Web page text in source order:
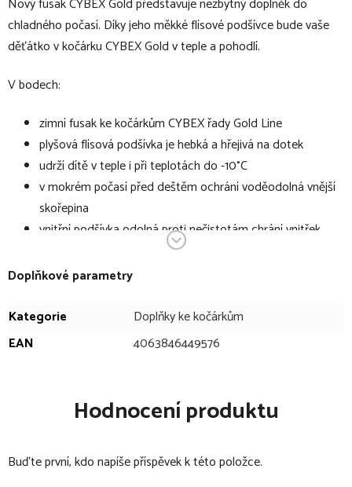
chladného počasí. Díky jeho měkké flísové podšívce bude vaše
děťátko v kočárku CYBEX Gold v teple a pohodlí.
V bodech:
zimní fusak ke kočárkům CYBEX řady Gold Line
plyšová flísová podšívka je hebká a hřejivá na dotek
udrží dítě v teple i při teplotách do -10°C
v mokrém počasí před deštěm ochrání voděodolná vnější
skořepina
vnitřní podšívka odolná proti nečistotám chrání vnitřek
fusaku při kontaktu se špinavými botami
díky univerzálním otvorům pásů je fusak kompatibilní se
ve spodní části fusaku je zip pro odvětrávání
srolováním přední část fusaku snadno otevřete jeho vrchní
otevřený
praktický čtyřsměrný zip umožňuje fusak otevřít z obou
díky zipům lze také zcela odejmout přední část fusaku a
Doplňkové parametry
Kategorie
Doplňky ke kočárkům
EAN
4063846449576
Hodnocení produktu
Buďte první, kdo napíše příspěvek k této položce.